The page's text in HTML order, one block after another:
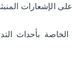
الإشعارات
بأحداث